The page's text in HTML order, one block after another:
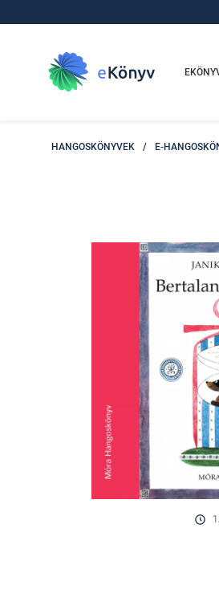
HANGOSKÖNYVEK / E-